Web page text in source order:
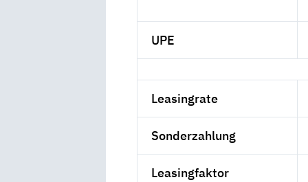
UPE
Leasingrate
Sonderzahlung
Leasingfaktor